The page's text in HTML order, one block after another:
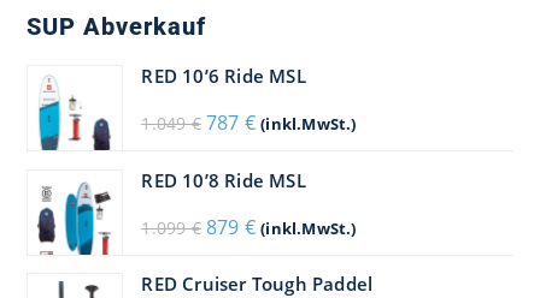
SUP Abverkauf
RED 10’6 Ride MSL
1.049€ Ursprünglicher
Preis
1.049 €
787 €Aktueller
Preis
787 €.
(inkl.MwSt.)
RED 10’8 Ride MSL
1.099€ Ursprünglicher
Preis
1.099 €
879 €Aktueller
Preis
879 €.
(inkl.MwSt.)
RED Cruiser Tough Paddel